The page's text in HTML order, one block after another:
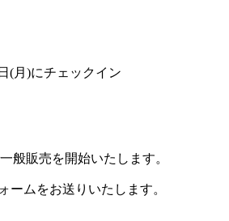
月)にチェックイン
般販売を開始いたします。
ムをお送りいたします。